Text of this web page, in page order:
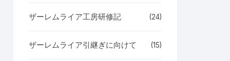
ザーレムライア工房研修記 (24)
ザーレムライア引継ぎに向けて (15)